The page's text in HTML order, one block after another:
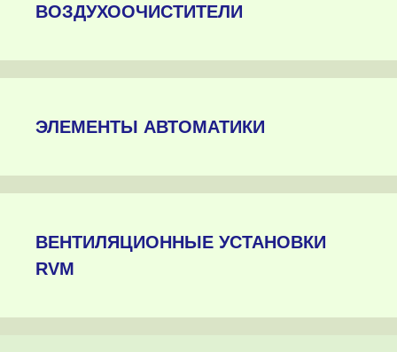
ВОЗДУХООЧИСТИТЕЛИ
ЭЛЕМЕНТЫ АВТОМАТИКИ
ВЕНТИЛЯЦИОННЫЕ УСТАНОВКИ
RVM